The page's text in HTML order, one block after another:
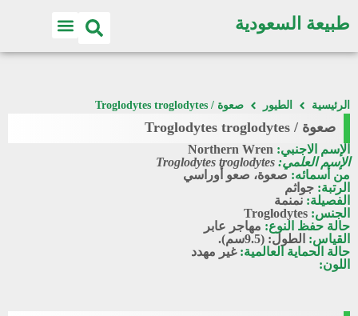
طبيعة السعودية
الرئيسية الطيور صعوة / Troglodytes troglodytes
صعوة / Troglodytes troglodytes
الإسم الاجنبي: Northern Wren
الإسم العلمي: Troglodytes troglodytes
من أسمائه: صعوة، صعو أوراسي
الرتبة: جواثم
الفصيلة: نمنمة
الجنس: Troglodytes
حالة حفظ النوع: مهاجر عابر
القياس: الطول: (9.5سم).
حالة الحماية العالمية:غير مهدد
اللون: